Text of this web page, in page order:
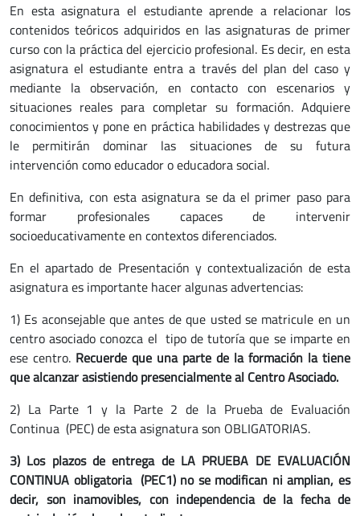
En esta asignatura el estudiante aprende a relacionar los
contenidos teóricos adquiridos en las asignaturas de primer
curso con la práctica del ejercicio profesional. Es decir, en esta
asignatura el estudiante entra a través del plan del caso y
mediante la observación, en contacto con escenarios y
situaciones reales para completar su formación. Adquiere
conocimientos y pone en práctica habilidades y destrezas que
le permitirán dominar las situaciones de su futura
intervención como educador o educadora social.
En definitiva, con esta asignatura se da el primer paso para
formar profesionales capaces de intervenir
socioeducativamente en contextos diferenciados.
En el apartado de Presentación y contextualización de esta
asignatura es importante hacer algunas advertencias:
1) Es aconsejable que antes de que usted se matricule en un
centro asociado conozca el tipo de tutoría que se imparte en
ese centro. Recuerde que una parte de la formación la tiene
que alcanzar asistiendo presencialmente al Centro Asociado.
2) La Parte 1 y la Parte 2 de la Prueba de Evaluación
Continua (PEC) de esta asignatura son OBLIGATORIAS.
3) Los plazos de entrega de LA PRUEBA DE EVALUACIÓN
CONTINUA obligatoria (PEC1) no se modifican ni amplian, es
decir, son inamovibles, con independencia de la fecha de